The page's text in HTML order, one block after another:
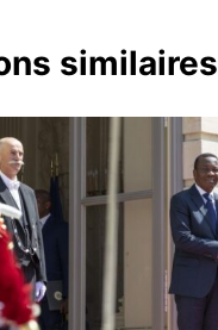
similaires